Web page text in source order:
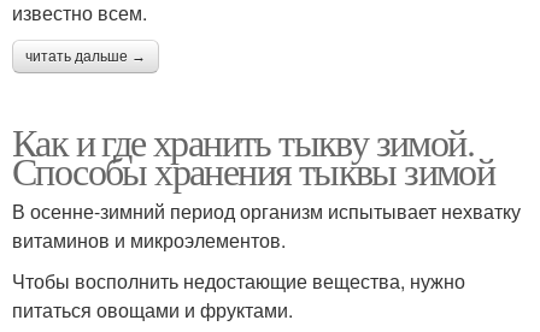
известно всем.
читать дальше →
Как и где хранить тыкву зимой.
Способы хранения тыквы зимой
В осенне-зимний период организм испытывает нехватку
витаминов и микроэлементов.
Чтобы восполнить недостающие вещества, нужно
питаться овощами и фруктами.